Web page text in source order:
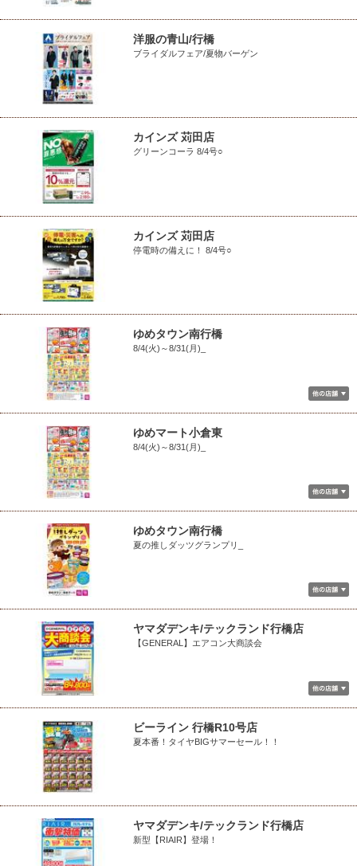
洋服の青山/行橋
ブライダルフェア/夏物バーゲン
カインズ 苅田店
グリーンコーラ 8/4号○
カインズ 苅田店
停電時の備えに！ 8/4号○
ゆめタウン南行橋
8/4(火)～8/31(月)_
ゆめマート小倉東
8/4(火)～8/31(月)_
ゆめタウン南行橋
夏の推しダッツグランプリ_
ヤマダデンキ/テックランド行橋店
【GENERAL】エアコン大商談会
ビーライン 行橋R10号店
夏本番！タイヤBIGサマーセール！！
ヤマダデンキ/テックランド行橋店
新型【RIAIR】登場！